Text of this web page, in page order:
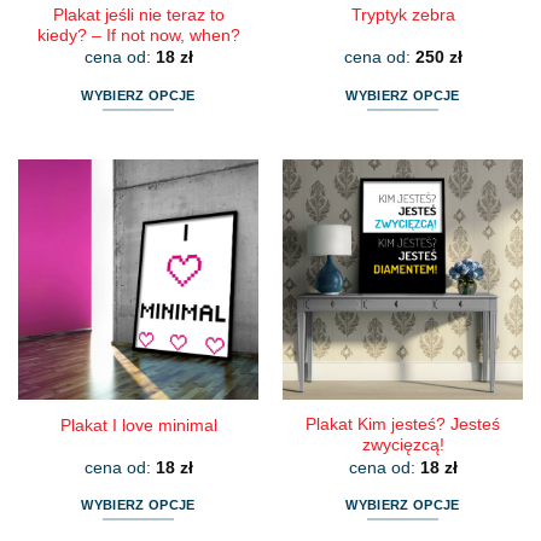
Plakat jeśli nie teraz to
kiedy? – If not now, when?
cena od: 18 zł
WYBIERZ OPCJE
wiele
wariantów.
Opcje
można
wybrać
na
stronie
produktu
Tryptyk zebra
cena od: 250 zł
WYBIERZ OPCJE
ma
wiele
wariantów.
Opcje
można
wybrać
na
stronie
produktu
Plakat I love minimal
cena od: 18 zł
WYBIERZ OPCJE
Plakat Kim jesteś? Jesteś
zwycięzcą!
cena od: 18 zł
WYBIERZ OPCJE